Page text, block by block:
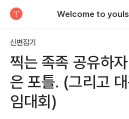
Welcome to
신변잡기
찍는 족족 공유하
은 포틀. (그리고
임대회)